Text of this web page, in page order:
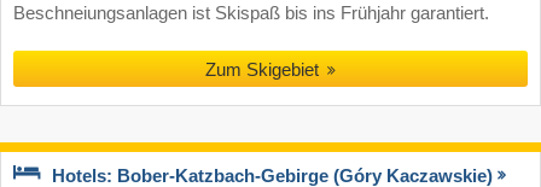
Beschneiungsanlagen ist Skispaß bis ins Frühjahr garantiert.
Zum Skigebiet
Hotels: Bober-Katzbach-Gebirge (Góry Kaczawskie)